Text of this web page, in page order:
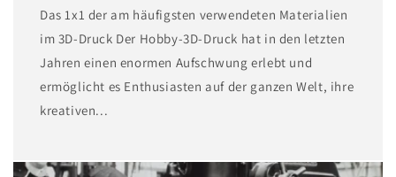
Das 1x1 der am häufigsten verwendeten Materialien
im 3D-Druck Der Hobby-3D-Druck hat in den letzten
Jahren einen enormen Aufschwung erlebt und
ermöglicht es Enthusiasten auf der ganzen Welt, ihre
kreativen...